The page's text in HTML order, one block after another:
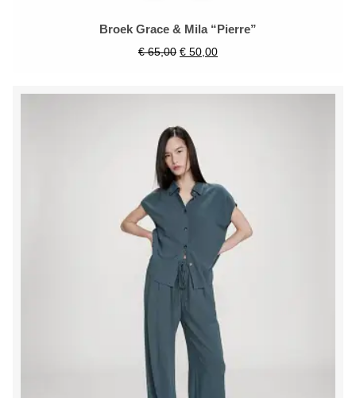
Broek Grace & Mila “Pierre”
€65,00 € 50,00